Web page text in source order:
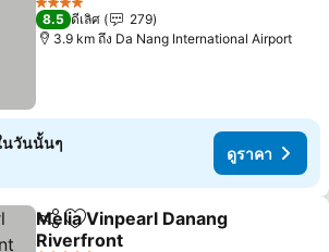
4 ดาว
8.5 ดีเลิศ
279
3.9 km ถึง Da Nang International Airport
นวันนั้นๆ
ดูราคา
แชร์ เพิ่มในรายการโปรด
Melia Vinpearl Danang
Riverfront